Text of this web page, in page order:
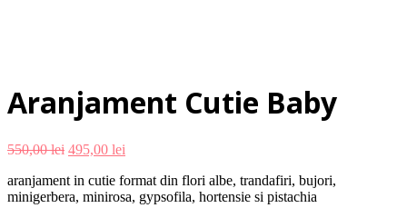
Aranjament Cutie Baby
550,00lei 495,00 lei
aranjament in cutie format din flori albe, trandafiri, bujori,
minigerbera, minirosa, gypsofila, hortensie si pistachia